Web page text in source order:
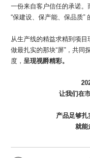
一份来自客户信任的承诺
“保建设、保产能、保品质”
从生产线的精益求精到项目
做最扎实的那块“屏”，共同
度，呈现视爵精彩。
让我们在
产品足够扎
就能